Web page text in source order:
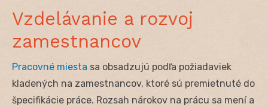
Vzdelávanie a rozvoj
zamestnancov
Pracovné miesta sa obsadzujú podľa požiadaviek
kladených na zamestnancov, ktoré sú premietnuté do
špecifikácie práce. Rozsah nárokov na prácu sa mení a